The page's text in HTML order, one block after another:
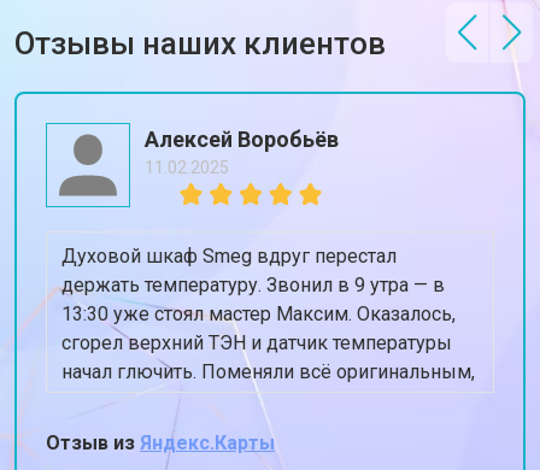
Отзывы наших клиентов
Алексей Воробьёв
11.02.2025
Духовой шкаф Smeg вдруг перестал
держать температуру. Звонил в 9 утра — в
13:30 уже стоял мастер Максим. Оказалось,
сгорел верхний ТЭН и датчик температуры
начал глючить. Поменяли всё оригинальным,
духовка теперь греет ровно 180, когда
ставлю 180. Спасибо, жена снова готовит
Отзыв из Яндекс.Карты